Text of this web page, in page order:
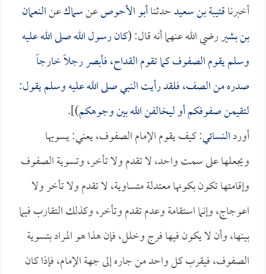
أخبرناقتيبة بن سعيدحدثناأبو الأحوصعنسماكعنالنعمان
بن بشيررضي الله عنهما أنه قال: (كان رسول الله صلى الله عليه
وسلم يقوم الصفوف كما تقوم القداح، فأبصر رجلاً خارجاً
صدره من الصف، فلقد رأيت النبي صلى الله عليه وسلم يقول:
لتقيمن صفوفكم أو ليخالفن الله بين وجوهكم)].
أوردالنسائي: كيف يقوم الإمام الصفوف، يعني: يسويها
ويجعلها على سمت واحد، لا تقدم ولا تأخر، وتسوية الصفوف
وإقامتها تكون بكونها معتدلة متساوية، لا تقدم ولا تأخر ولا
اعوجاج، وإنما استقامة وعدم تقدم وتأخر، وكذلك التقارب فيما
بينها، وأن لا يكون فيها فرج وخلل، فإن هذا هو المراد بتسوية
الصفوف، فيقرب كل واحد من جاره إلى جهة الإمام، فإذا كان